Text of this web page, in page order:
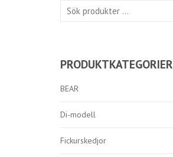
Sök
PRODUKTKATEGORIER
BEAR
Di-modell
Fickurskedjor